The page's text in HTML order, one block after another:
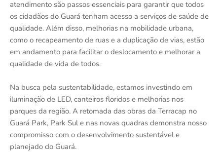
atendimento são passos essenciais para garantir que todos
os cidadãos do Guará tenham acesso a serviços de saúde de
qualidade. Além disso, melhorias na mobilidade urbana,
como o recapeamento de ruas e a duplicação de vias, estão
em andamento para facilitar o deslocamento e melhorar a
qualidade de vida de todos.
Na busca pela sustentabilidade, estamos investindo em
iluminação de LED, canteiros floridos e melhorias nos
parques da região. A retomada das obras da Terracap no
Guará Park, Park Sul e nas novas quadras demonstra nosso
compromisso com o desenvolvimento sustentável e
planejado do Guará.